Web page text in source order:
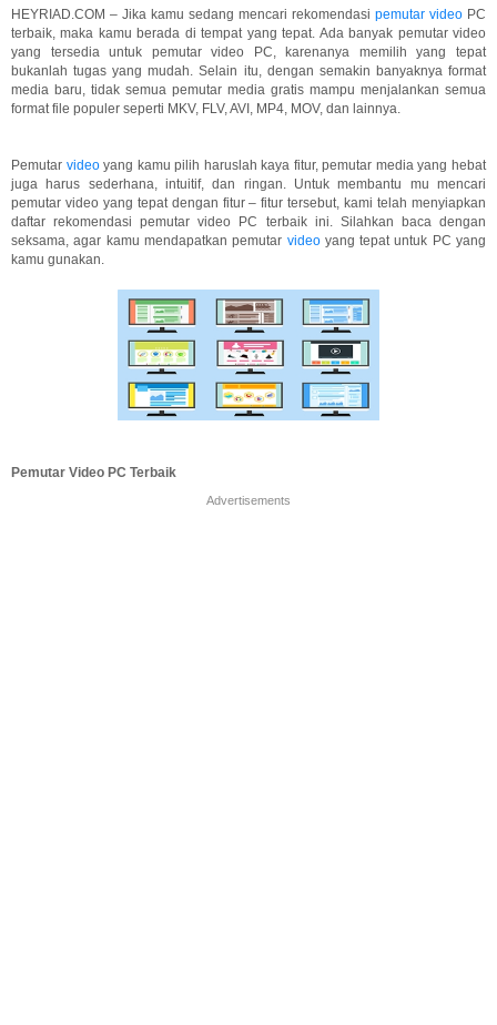
HEYRIAD.COM – Jika kamu sedang mencari rekomendasi pemutar video PC
terbaik, maka kamu berada di tempat yang tepat. Ada banyak pemutar video
yang tersedia untuk pemutar video PC, karenanya memilih yang tepat
bukanlah tugas yang mudah. Selain itu, dengan semakin banyaknya format
media baru, tidak semua pemutar media gratis mampu menjalankan semua
format file populer seperti MKV, FLV, AVI, MP4, MOV, dan lainnya.
Pemutar videoyang kamu pilih haruslah kaya fitur, pemutar media yang hebat
juga harus sederhana, intuitif, dan ringan. Untuk membantu mu mencari
pemutar video yang tepat dengan fitur – fitur tersebut, kami telah menyiapkan
daftar rekomendasi pemutar video PC terbaik ini. Silahkan baca dengan
seksama, agar kamu mendapatkan pemutar video yang tepat untuk PC yang
kamu gunakan.
Pemutar Video PC Terbaik
Advertisements